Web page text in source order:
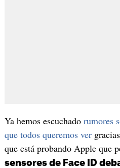
Ya hemos escuchado rumores
que todos queremos ver
que está probando Apple que
sensores de Face ID